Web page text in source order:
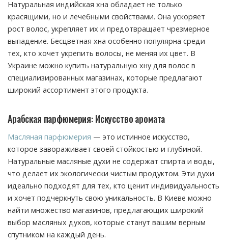
Натуральная индийская хна обладает не только
красящими, но и лечебными свойствами. Она ускоряет
рост волос, укрепляет их и предотвращает чрезмерное
выпадение. Бесцветная хна особенно популярна среди
тех, кто хочет укрепить волосы, не меняя их цвет. В
Украине можно купить натуральную хну для волос в
специализированных магазинах, которые предлагают
широкий ассортимент этого продукта.
Арабская парфюмерия: Искусство аромата
Масляная парфюмерия — это истинное искусство,
которое завораживает своей стойкостью и глубиной.
Натуральные масляные духи не содержат спирта и воды,
что делает их экологически чистым продуктом. Эти духи
идеально подходят для тех, кто ценит индивидуальность
и хочет подчеркнуть свою уникальность. В Киеве можно
найти множество магазинов, предлагающих широкий
выбор масляных духов, которые станут вашим верным
спутником на каждый день.